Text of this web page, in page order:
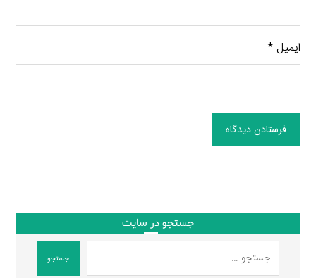
ایمیل*
فرستادن دیدگاه
جستجو در سایت
جستجو